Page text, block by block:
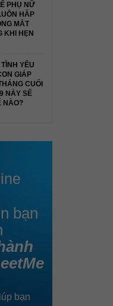
PHỤ NỮ
HẤP
MẮT
KHI HẸN
YÊU
GIÁP
CUỐI
NÀY SẼ
NÀO?
bạn
bạn